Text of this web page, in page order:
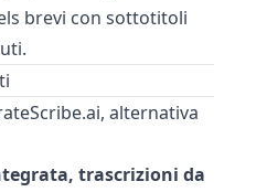
brevi con sottotitoli
alternativa
trascrizioni da